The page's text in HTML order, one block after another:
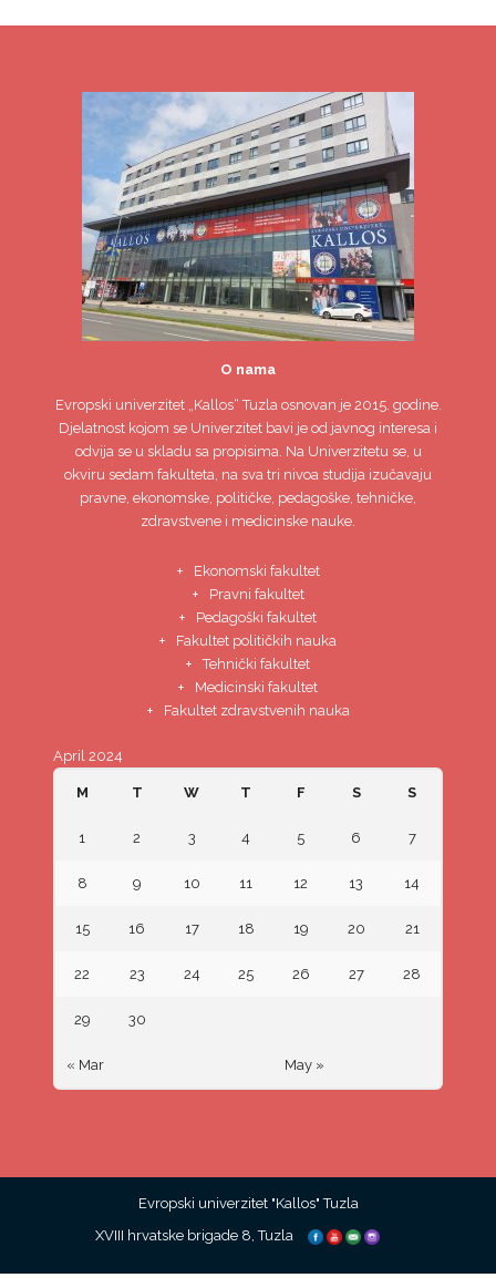
O nama
Evropski univerzitet„Kallos“ Tuzla osnovan je 2015. godine.
Djelatnost kojom se Univerzitet bavi je od javnog interesa i
odvija se u skladu sa propisima. Na Univerzitetu se, u
okviru sedam fakulteta, na sva tri nivoa studija izučavaju
pravne, ekonomske, političke, pedagoške, tehničke,
zdravstvene i medicinske nauke.
Ekonomski fakultet
Pravni fakultet
Pedagoški fakultet
Fakultet političkih nauka
Tehnički fakultet
Medicinski fakultet
Fakultet zdravstvenih nauka
April 2024
M T W T F S S
« Mar May »
1 2 3 4 5 6 7
8 9 10 11 12 13 14
15 16 17 18 19 20 21
22 23 24 25 26 27 28
29 30
Evropski univerzitet "Kallos" Tuzla
XVIII hrvatske brigade 8, Tuzla